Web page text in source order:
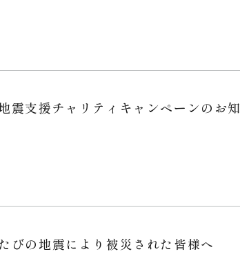
震支援チャリティキャンペーンのお知
びの地震により被災された皆様へ